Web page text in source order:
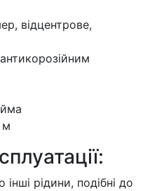
відцентрове,
м
рідини, подібні до